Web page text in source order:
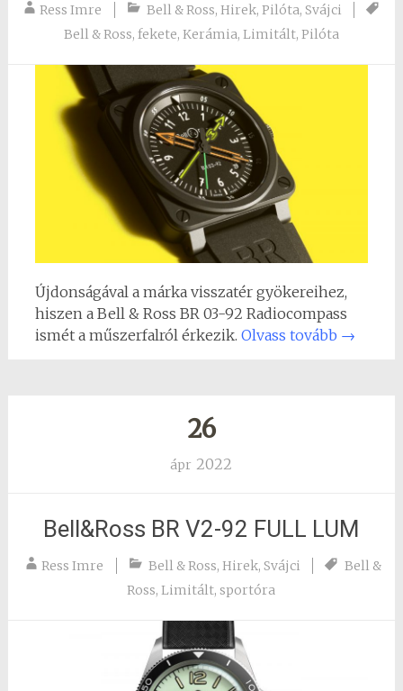
Ress Imre Bell & Ross, Hirek, Pilóta, Svájci
Bell & Ross, fekete, Kerámia, Limitált, Pilóta
Újdonságával a márka visszatér gyökereihez,
hiszen a Bell & Ross BR 03-92 Radiocompass
ismét a műszerfalról érkezik. Olvass tovább →
26
ápr 2022
Bell&Ross BR V2-92 FULL LUM
Ress Imre Bell & Ross, Hirek, Svájci
Bell &
Ross,Limitált,sportóra